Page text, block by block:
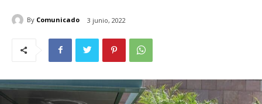
By Comunicado 3 junio, 2022